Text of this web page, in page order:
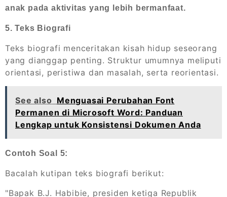
anak pada aktivitas yang lebih bermanfaat.
5. Teks Biografi
Teks biografi menceritakan kisah hidup seseorang
yang dianggap penting. Struktur umumnya meliputi
orientasi, peristiwa dan masalah, serta reorientasi.
See also Menguasai Perubahan Font
Permanen di Microsoft Word: Panduan
Lengkap untuk Konsistensi Dokumen Anda
Contoh Soal 5:
Bacalah kutipan teks biografi berikut:
"Bapak B.J. Habibie, presiden ketiga Republik